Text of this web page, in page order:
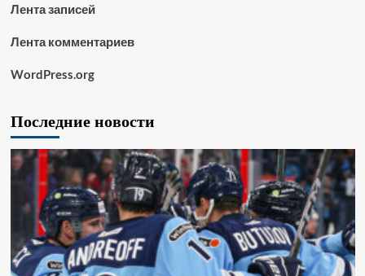
Лента записей
Лента комментариев
WordPress.org
Последние новости